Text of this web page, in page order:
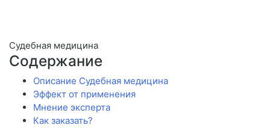
Судебная медицина
Содержание
Описание Судебная медицина
Эффект от применения
Мнение эксперта
Как заказать?